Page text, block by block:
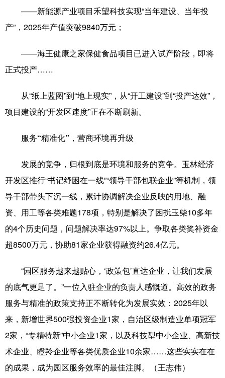
——新能源产业项目禾望科技实现“当年建设、当年投
产”，2025年产值突破9840万元；
——海王健康之家保健食品项目已进入试产阶段，即将
正式投产……
从“纸上蓝图”到“地上现实”，从“开工建设”到“投产达效”，
项目建设的“开发区速度”正在不断刷新。
服务“精准化”，营商环境再升级
发展的竞争，归根到底是环境和服务的竞争。玉林经济
开发区推行“书记纾困在一线”“领导干部包联企业”等机制，领
导干部带头下沉一线，累计协调解决企业反映的用地、融
资、用工等各类难题178项，特别是解决了困扰玉柴10多年
的4个历史问题，问题解决率达97%以上。争取各类奖补资金
超8500万元，协助81家企业获得融资约26.4亿元。
“园区服务越来越贴心，‘政策包’直达企业，让我们发展
的底气更足了。”一位入驻企业的负责人感慨道。高效的政务
服务与精准的政策支持正不断转化为发展实效：2025年以
来，新增世界500强投资企业1家，自治区级制造业单项冠军
2家，“专精特新”中小企业1家，以及科技型中小企业、高新技
术企业、瞪羚企业等各类优质企业10余家……这些实实在在
的成果，成为园区服务效率的最佳注脚。（王志伟）